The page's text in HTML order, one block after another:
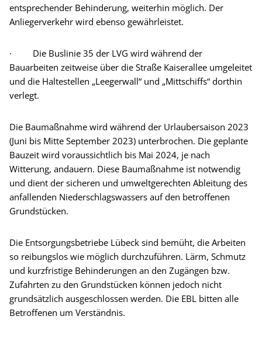
entsprechender Behinderung, weiterhin möglich. Der
Anliegerverkehr wird ebenso gewährleistet.
· Die Buslinie 35 der LVG wird während der
Bauarbeiten zeitweise über die Straße Kaiserallee umgeleitet
und die Haltestellen „Leegerwall“ und „Mittschiffs“ dorthin
verlegt.
Die Baumaßnahme wird während der Urlaubersaison 2023
(Juni bis Mitte September 2023) unterbrochen. Die geplante
Bauzeit wird voraussichtlich bis Mai 2024, je nach
Witterung, andauern. Diese Baumaßnahme ist notwendig
und dient der sicheren und umweltgerechten Ableitung des
anfallenden Niederschlagswassers auf den betroffenen
Grundstücken.
Die Entsorgungsbetriebe Lübeck sind bemüht, die Arbeiten
so reibungslos wie möglich durchzuführen. Lärm, Schmutz
und kurzfristige Behinderungen an den Zugängen bzw.
Zufahrten zu den Grundstücken können jedoch nicht
grundsätzlich ausgeschlossen werden. Die EBL bitten alle
Betroffenen um Verständnis.